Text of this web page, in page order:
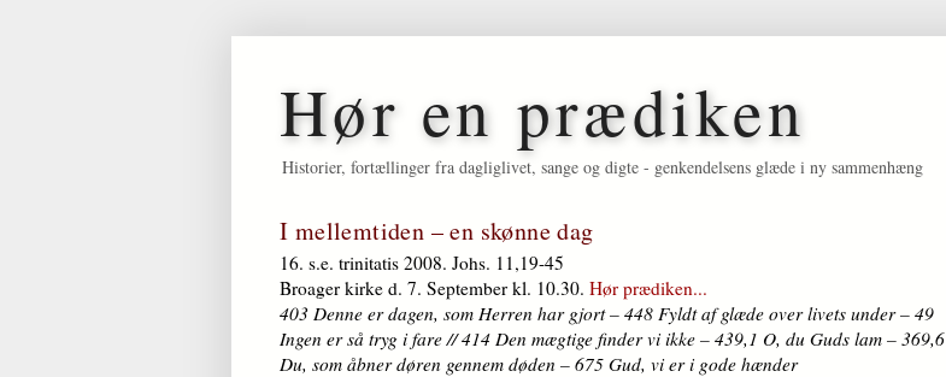
Hør en prædiken
Historier, fortællinger fra dagliglivet, sange og digte - genkendelsens glæde i ny sammenhæng
I mellemtiden – en skønne dag
16. s.e. trinitatis 2008. Johs. 11,19-45
Broager kirke d. 7. September kl. 10.30. Hør prædiken...
403 Denne er dagen, som Herren har gjort – 448 Fyldt af glæde over livets under – 49
Ingen er så tryg i fare // 414 Den mægtige finder vi ikke – 439,1 O, du Guds lam – 369,6
Du, som åbner døren gennem døden – 675 Gud, vi er i gode hænder